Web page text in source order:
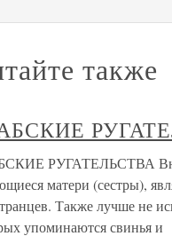
также
РУГАТЕЛЬСТВА
матери (сестры),
Также лучше не
упоминаются свинья и